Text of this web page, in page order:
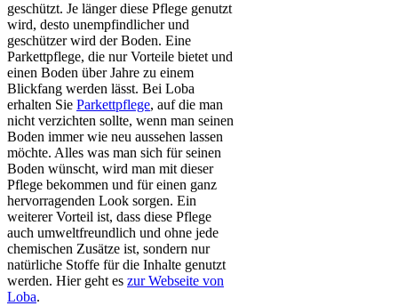
geschützt. Je länger diese Pflege genutzt
wird, desto unempfindlicher und
geschützer wird der Boden. Eine
Parkettpflege, die nur Vorteile bietet und
einen Boden über Jahre zu einem
Blickfang werden lässt. Bei Loba
erhalten Sie Parkettpflege, auf die man
nicht verzichten sollte, wenn man seinen
Boden immer wie neu aussehen lassen
möchte. Alles was man sich für seinen
Boden wünscht, wird man mit dieser
Pflege bekommen und für einen ganz
hervorragenden Look sorgen. Ein
weiterer Vorteil ist, dass diese Pflege
auch umweltfreundlich und ohne jede
chemischen Zusätze ist, sondern nur
natürliche Stoffe für die Inhalte genutzt
werden. Hier geht es zur Webseite von
Loba.